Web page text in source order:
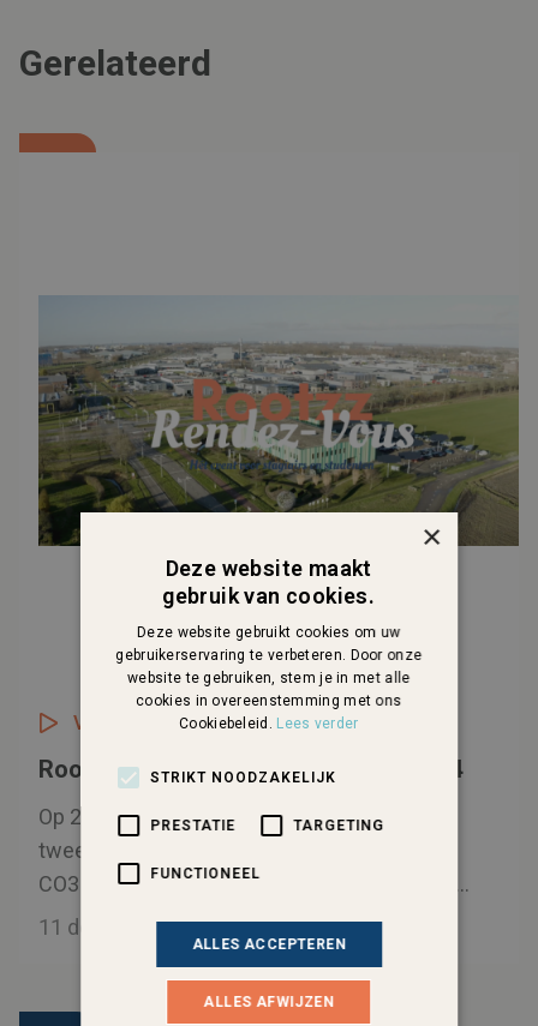
Gerelateerd
VIDEO
Rootzz Rendez-Vous Aftermovie 2024
Op 28 november 2024 organiseerden we de
tweede editie van Rootzz Rendez-Vous bij
CO3 Campus in Terneuzen. Rendez-Vous is
hét evenement voor studenten en stagiairs,
met workshops zoals AI en ChatGPT, LinkedIn,
Canva en Ontdek je talent. Het was een
geslaagde editie met meer dan 80
11 december, 2024
×
Deze website maakt
gebruik van cookies.
Deze website gebruikt cookies om uw
gebruikerservaring te verbeteren. Door onze
website te gebruiken, stem je in met alle
cookies in overeenstemming met ons
Cookiebeleid. Lees verder
STRIKT NOODZAKELIJK
PRESTATIE TARGETING
FUNCTIONEEL
ALLES ACCEPTEREN
ALLES AFWIJZEN